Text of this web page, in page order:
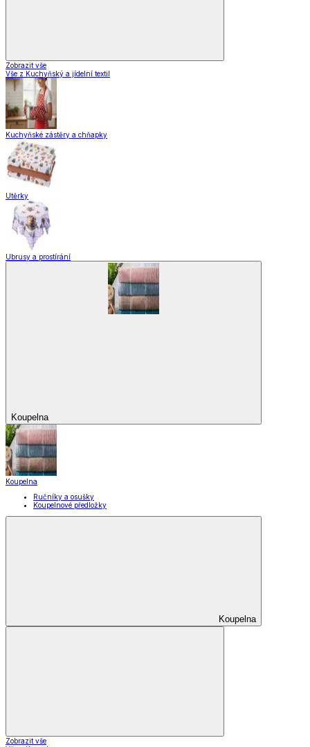
Zobrazit vše
Vše z Kuchyňský a jídelní textil
Kuchyňské zástěry a chňapky
Utěrky
Ubrusy a prostírání
Koupelna
Koupelna
Ručníky a osušky
Koupelnové předložky
Koupelna
Zobrazit vše